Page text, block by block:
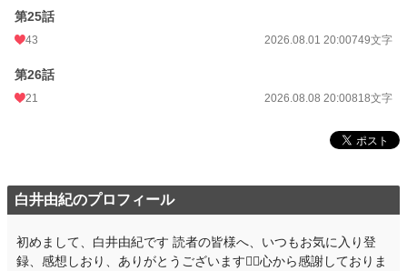
第25話
43 2026.08.01 20:00749文字
第26話
21 2026.08.08 20:00818文字
白井由紀のプロフィール
初めまして、白井由紀です 読者の皆様へ、いつもお気に入り登
録、感想しおり、ありがとうございます🙇‍♂️心から感謝しておりま